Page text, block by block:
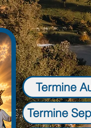
Termine
Termine